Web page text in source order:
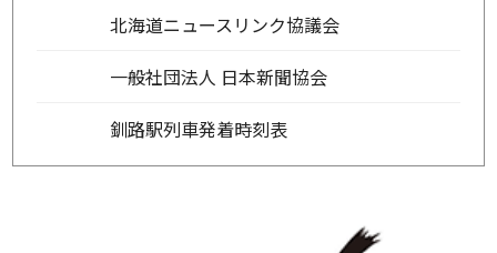
北海道ニュースリンク協議会
一般社団法人 日本新聞協会
釧路駅列車発着時刻表